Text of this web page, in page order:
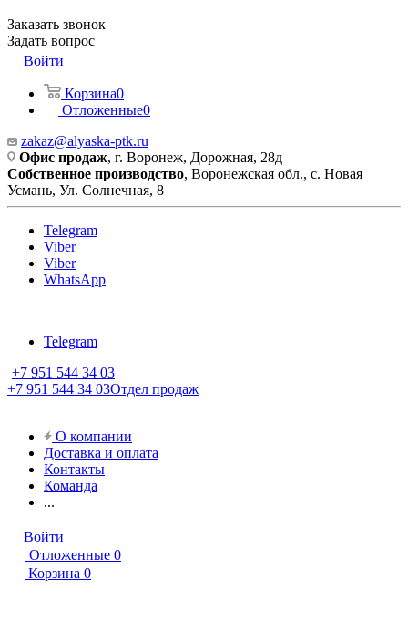
Заказать звонок
Задать вопрос
Войти
Корзина0
Отложенные0
zakaz@alyaska-ptk.ru
Офис продаж, г. Воронеж, Дорожная, 28д
Собственное производство, Воронежская обл., с. Новая
Усмань, Ул. Солнечная, 8
Telegram
Viber
Viber
WhatsApp
Telegram
+7 951 544 34 03
+7 951 544 34 03Отдел продаж
О компании
Доставка и оплата
Контакты
Команда
...
Войти
Отложенные 0
Корзина 0